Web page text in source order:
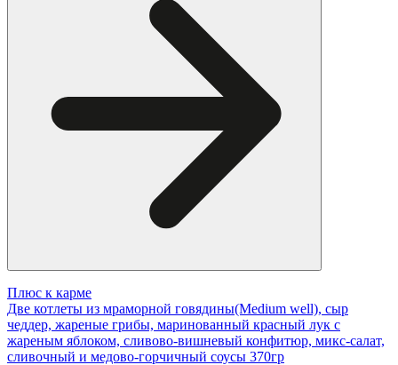
Плюс к карме
Две котлеты из мраморной говядины(Medium well), сыр
чеддер, жареные грибы, маринованный красный лук с
жареным яблоком, сливово-вишневый конфитюр, микс-салат,
сливочный и медово-горчичный соусы 370гр